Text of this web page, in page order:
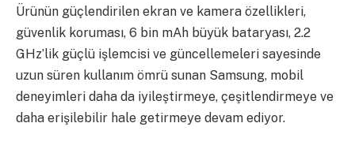
Ürünün güçlendirilen ekran ve kamera özellikleri,
güvenlik koruması, 6 bin mAh büyük bataryası, 2.2
GHz’lik güçlü işlemcisi ve güncellemeleri sayesinde
uzun süren kullanım ömrü sunan Samsung, mobil
deneyimleri daha da iyileştirmeye, çeşitlendirmeye ve
daha erişilebilir hale getirmeye devam ediyor.